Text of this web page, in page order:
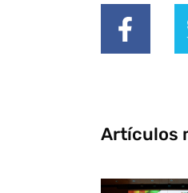
Artículos